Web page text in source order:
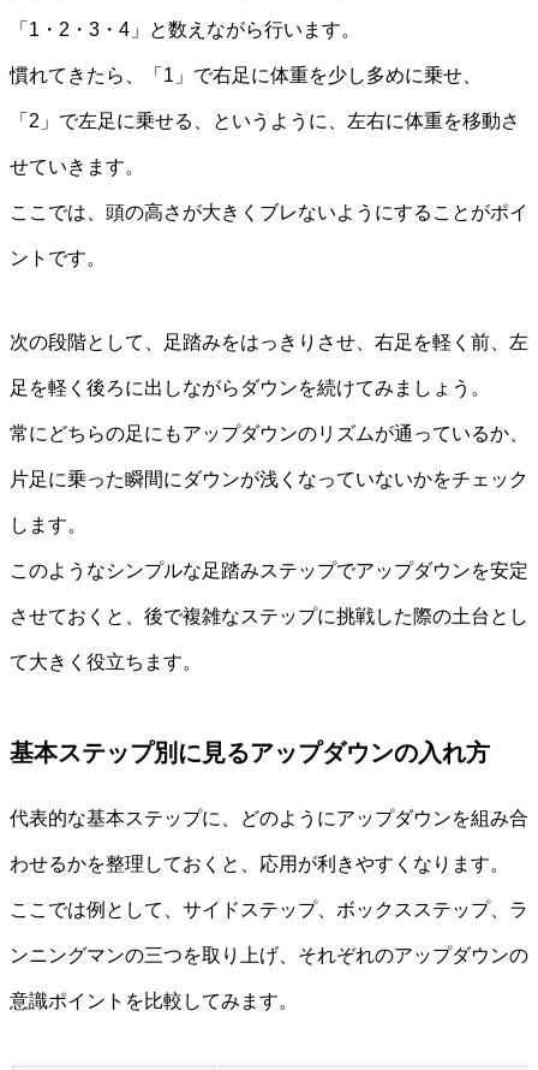
「1・2・3・4」と数えながら行います。
慣れてきたら、「1」で右足に体重を少し多めに乗せ、
「2」で左足に乗せる、というように、左右に体重を移動さ
せていきます。
ここでは、頭の高さが大きくブレないようにすることがポイ
ントです。
次の段階として、足踏みをはっきりさせ、右足を軽く前、左
足を軽く後ろに出しながらダウンを続けてみましょう。
常にどちらの足にもアップダウンのリズムが通っているか、
片足に乗った瞬間にダウンが浅くなっていないかをチェック
します。
このようなシンプルな足踏みステップでアップダウンを安定
させておくと、後で複雑なステップに挑戦した際の土台とし
て大きく役立ちます。
基本ステップ別に見るアップダウンの入れ方
代表的な基本ステップに、どのようにアップダウンを組み合
わせるかを整理しておくと、応用が利きやすくなります。
ここでは例として、サイドステップ、ボックスステップ、ラ
ンニングマンの三つを取り上げ、それぞれのアップダウンの
意識ポイントを比較してみます。